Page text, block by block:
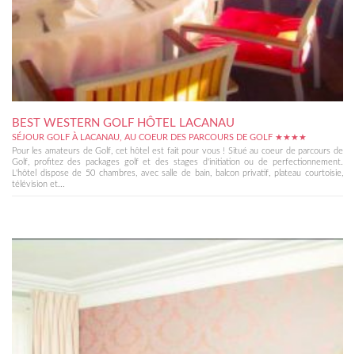
BEST WESTERN GOLF HÔTEL LACANAU
SÉJOUR GOLF À LACANAU, AU COEUR DES PARCOURS DE GOLF ★★★★
Pour les amateurs de Golf, cet hôtel est fait pour vous ! Situé au coeur de parcours de
Golf, profitez des packages golf et des stages d'initiation ou de perfectionnement.
L'hôtel dispose de 50 chambres, avec salle de bain, balcon privatif, plateau courtoisie,
télévision et...